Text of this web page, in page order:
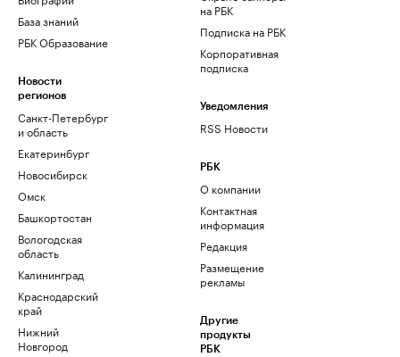
База знаний
РБК Образование
Новости
регионов
Санкт-Петербург
и область
Екатеринбург
Новосибирск
Омск
Башкортостан
Вологодская
область
Калининград
Краснодарский
край
Нижний
Новгород
на РБК
Подписка на РБК
Корпоративная
подписка
Уведомления
RSS Новости
РБК
О компании
Контактная
информация
Редакция
Размещение
рекламы
Другие
продукты
РБК